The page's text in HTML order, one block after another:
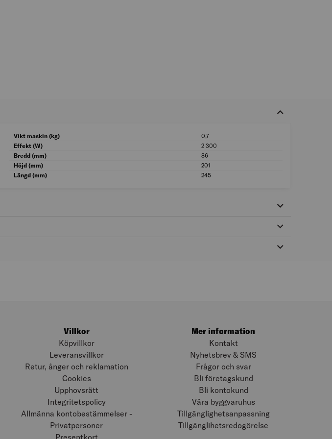
BK04: 15009
UNSPSC: 27112717
Nominell strömförbrukning (W): 2 300
Temperaturområde (°C): 50–650
Luftflödesstyrning: Steglöst reglerbar
Vikt maskin (kg) 0,7
Effekt (W)
2 300
Bredd (mm)
86
Höjd (mm)
201
Längd (mm)
245
Villkor
Köpvillkor
Leveransvillkor
Retur, ånger och reklamation
Cookies
Upphovsrätt
Integritetspolicy
Allmänna kontobestämmelser -
Privatpersoner
Presentkort
Mer information
Kontakt
Nyhetsbrev & SMS
Frågor och svar
Bli företagskund
Bli kontokund
Våra byggvaruhus
Tillgänglighetsanpassning
Tillgänglihetsredogörelse